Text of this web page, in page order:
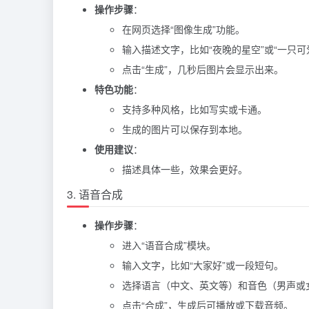
操作步骤：
在网页选择“图像生成”功能。
输入描述文字，比如“夜晚的星空”或“一只可
点击“生成”，几秒后图片会显示出来。
特色功能：
支持多种风格，比如写实或卡通。
生成的图片可以保存到本地。
使用建议：
描述具体一些，效果会更好。
3. 语音合成
操作步骤：
进入“语音合成”模块。
输入文字，比如“大家好”或一段短句。
选择语言（中文、英文等）和音色（男声或
点击“合成”，生成后可播放或下载音频。